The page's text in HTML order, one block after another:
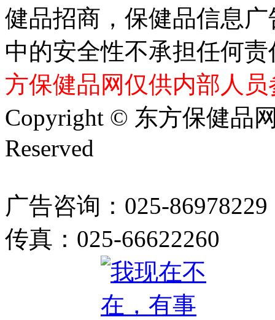
健品招商，保健品信息
中的安全性不承担任何
方保健品网仅供内部人
Copyright © 东方保健品
Reserved
广告咨询：025-86978229
传真：025-66622260